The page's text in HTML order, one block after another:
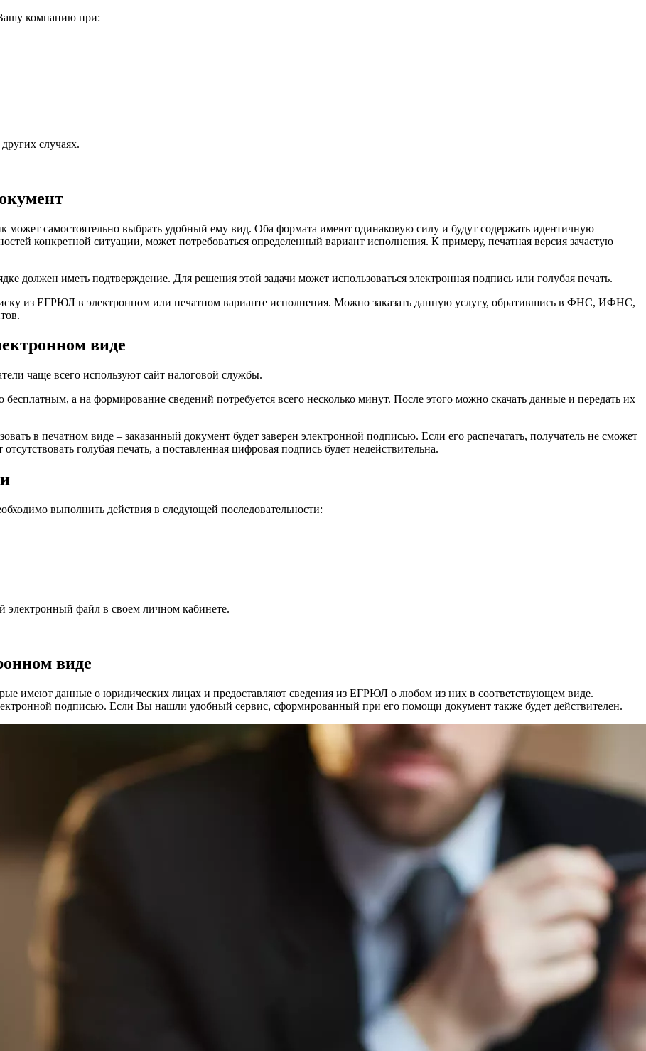
компанию при:
случаях.
может самостоятельно выбрать удобный ему вид. Оба формата имеют одинаковую силу и будут содержать идентичную
конкретной ситуации, может потребоваться определенный вариант исполнения. К примеру, печатная версия зачастую
должен иметь подтверждение. Для решения этой задачи может использоваться электронная подпись или голубая печать.
из ЕГРЮЛ в электронном или печатном варианте исполнения. Можно заказать данную услугу, обратившись в ФНС, ИФНС,
виде
чаще всего используют сайт налоговой службы.
а на формирование сведений потребуется всего несколько минут. После этого можно скачать данные и передать их
в печатном виде – заказанный документ будет заверен электронной подписью. Если его распечатать, получатель не сможет
голубая печать, а поставленная цифровая подпись будет недействительна.
выполнить действия в следующей последовательности:
электронный файл в своем личном кабинете.
виде
имеют данные о юридических лицах и предоставляют сведения из ЕГРЮЛ о любом из них в соответствующем виде.
подписью. Если Вы нашли удобный сервис, сформированный при его помощи документ также будет действителен.